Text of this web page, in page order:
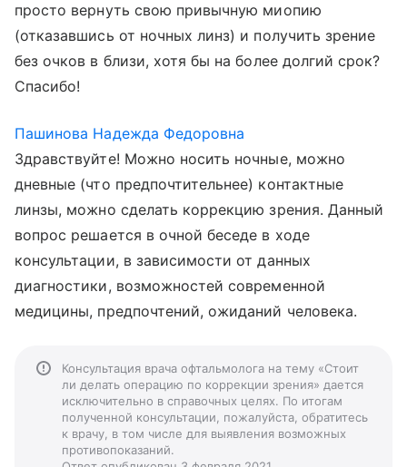
просто вернуть свою привычную миопию
(отказавшись от ночных линз) и получить зрение
без очков в близи, хотя бы на более долгий срок?
Спасибо!
Пашинова Надежда Федоровна
Здравствуйте! Можно носить ночные, можно
дневные (что предпочтительнее) контактные
линзы, можно сделать коррекцию зрения. Данный
вопрос решается в очной беседе в ходе
консультации, в зависимости от данных
диагностики, возможностей современной
медицины, предпочтений, ожиданий человека.
Консультация врача офтальмолога на тему «Стоит
ли делать операцию по коррекции зрения» дается
исключительно в справочных целях. По итогам
полученной консультации, пожалуйста, обратитесь
к врачу, в том числе для выявления возможных
противопоказаний.